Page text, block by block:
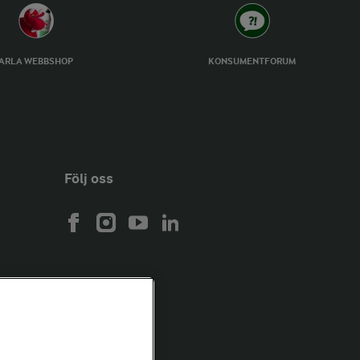
WEBBSHOP KONSUMENTFORUM
Följ oss